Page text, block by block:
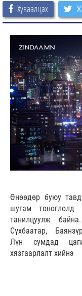
Хуваалцах
Өнөөдөр буюу
шугам тоноглолд
танилцуулж
Сүхбаатар,
Лүн сумдад
хязгаарлалт хийнэ